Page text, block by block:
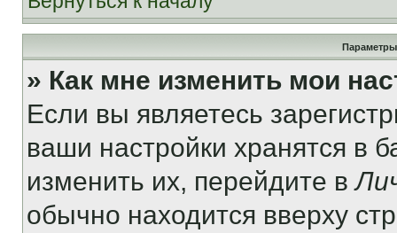
Параметры
» Как мне изменить мои
Если вы являетесь
ваши настройки хранятся в
изменить их, перейдите в
обычно находится вверху